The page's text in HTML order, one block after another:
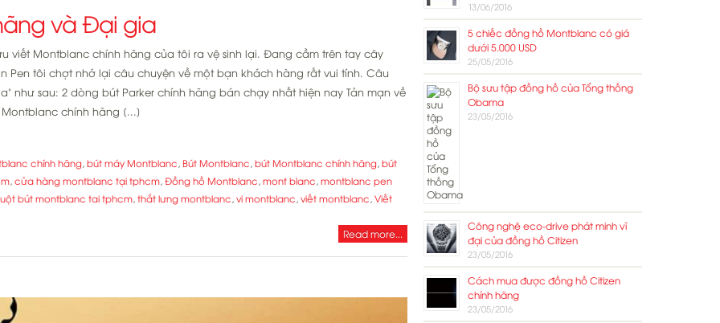
và Đại gia
viết Montblanc chính hãng của tôi ra vệ sinh lại. Đang cầm trên tay cây
Pen tôi chợt nhớ lại câu chuyện về một bạn khách hàng rất vui tính. Câu
như sau: 2 dòng bút Parker chính hãng bán chạy nhất hiện nay Tản mạn về
chính hãng [...]
chính hãng bút máy Montblanc Bút Montblanc bút Montblanc chính hãng bút
cửa hàng montblanc tại tphcm Đồng hồ Montblanc mont blanc montblanc pen
bút montblanc tai tphcm thắt lưng montblanc vi montblanc viết montblanc Viết
Read more...
13/06/2016
5 chiếc đồng hồ Montblanc có giá
dưới 5.000 USD
25/05/2016
Bộ sưu tập đồng hồ của Tổng thống
Obama
23/05/2016
Công nghệ eco-drive phát minh vĩ
đại của đồng hồ Citizen
23/05/2016
Cách mua được đồng hồ Citizen
chính hãng
23/05/2016